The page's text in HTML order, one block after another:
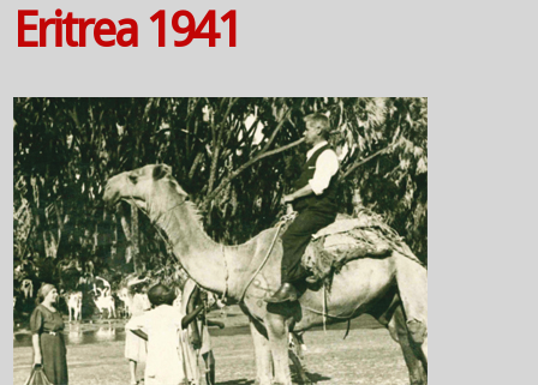
Eritrea 1941